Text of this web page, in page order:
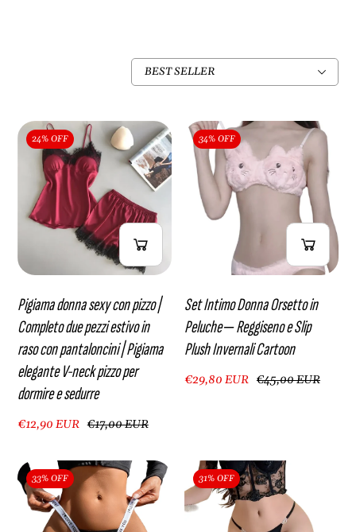
24% OFF
Pigiama donna sexy con pizzo |
Completo due pezzi estivo in
raso con pantaloncini | Pigiama
elegante V-neck pizzo per
dormire e sedurre
€12,90 EUR €17,00 EUR
34% OFF
Set Intimo Donna Orsetto in
Peluche ‒ Reggiseno e Slip
Plush Invernali Cartoon
€29,80 EUR €45,00 EUR
33% OFF 31% OFF
Hai
visualizzato
45
risultati